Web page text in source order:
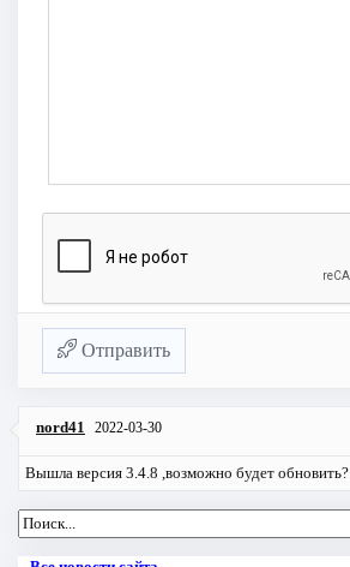
Отправить
nord41 2022-03-30
Вышла версия 3.4.8 ,возможно будет обновить?